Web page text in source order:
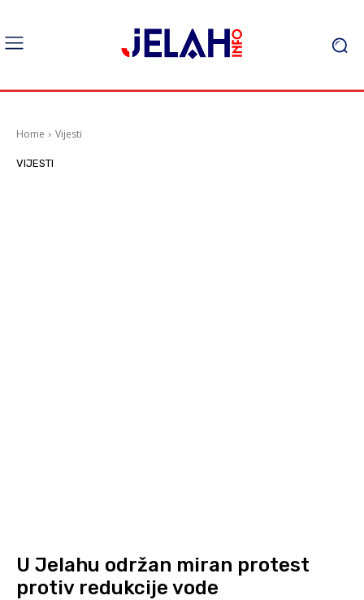
Home Vijesti
VIJESTI
U Jelahu održan miran protest
protiv redukcije vode